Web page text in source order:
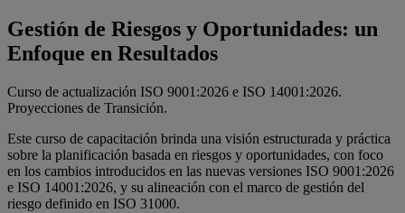
Gestión de Riesgos y Oportunidades: un
Enfoque en Resultados
Curso de actualización ISO 9001:2026 e ISO 14001:2026.
Proyecciones de Transición.
Este curso de capacitación brinda una visión estructurada y práctica
sobre la planificación basada en riesgos y oportunidades, con foco
en los cambios introducidos en las nuevas versiones ISO 9001:2026
e ISO 14001:2026, y su alineación con el marco de gestión del
riesgo definido en ISO 31000.